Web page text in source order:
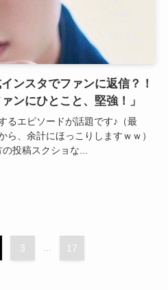
ンスタでファンに返信？！
ンにひとこと、堅強！」
るエピソードが話題です♪（最
ら、余計にほっこりしますｗｗ）
投稿スクショな...
3 17